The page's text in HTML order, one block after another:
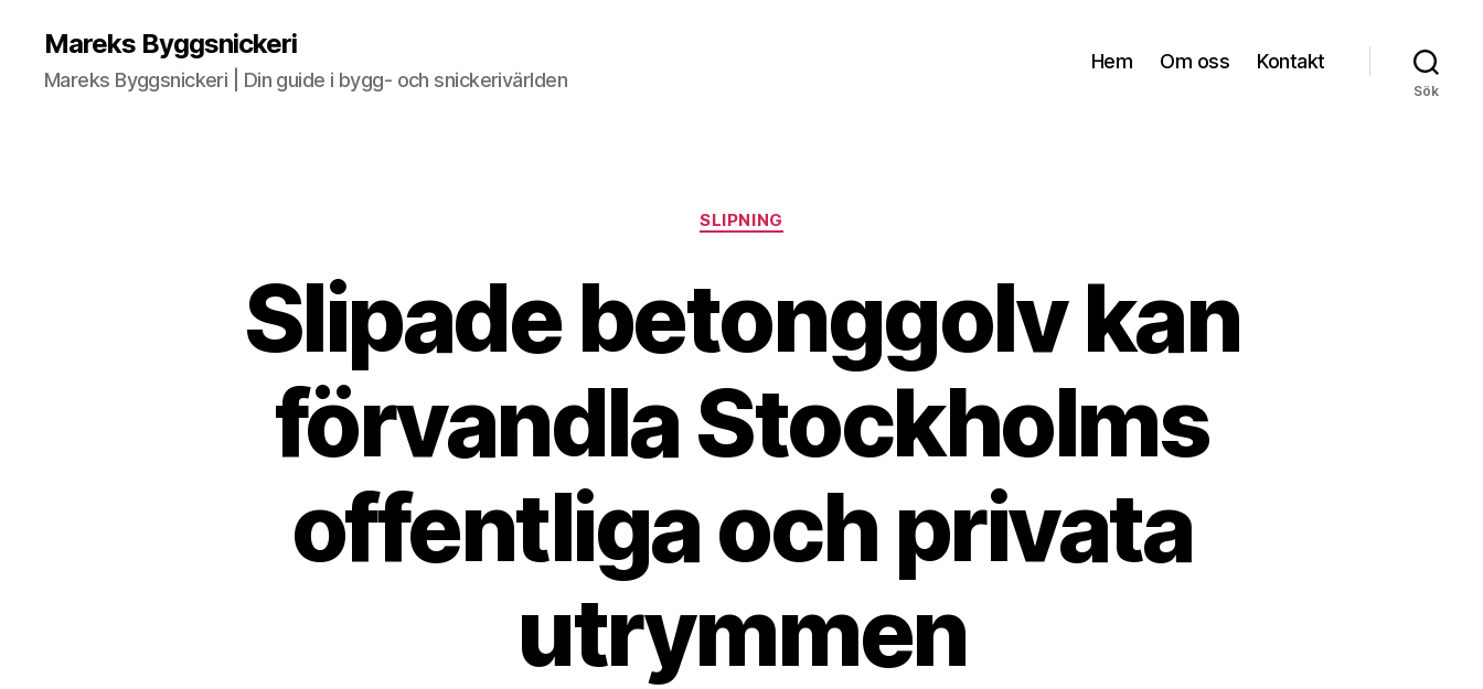
Mareks Byggsnickeri
Mareks Byggsnickeri | Din guide i bygg- och snickerivärlden
Hem Om oss Kontakt
Sök
Kategorier
SLIPNING
Slipade betonggolv kan
förvandla Stockholms
offentliga och privata
utrymmen